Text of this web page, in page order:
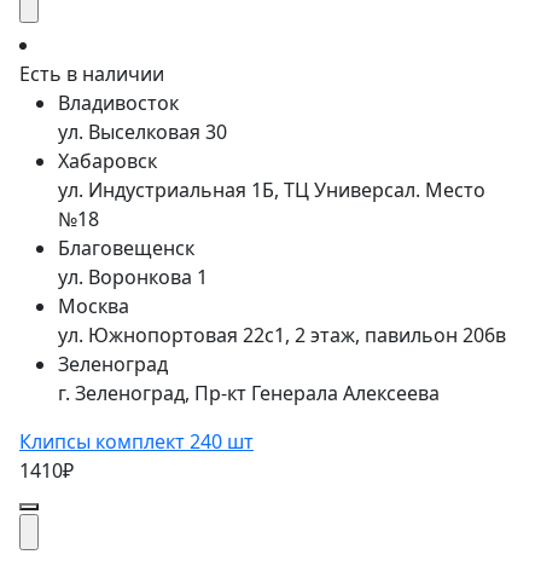
Есть в наличии
Владивосток
ул. Выселковая 30
Хабаровск
ул. Индустриальная 1Б, ТЦ Универсал. Место
№18
Благовещенск
ул. Воронкова 1
Москва
ул. Южнопортовая 22с1, 2 этаж, павильон 206в
Зеленоград
г. Зеленоград, Пр-кт Генерала Алексеева
Клипсы комплект 240 шт
1410₽